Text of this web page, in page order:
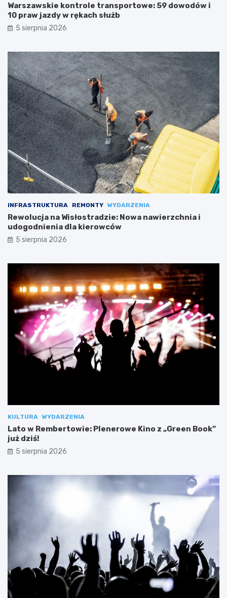
Warszawskie kontrole transportowe: 59 dowodów i
10 praw jazdy w rękach służb
5 sierpnia 2026
INFRASTRUKTURA REMONTY WYDARZENIA
Rewolucja na Wisłostradzie: Nowa nawierzchnia i
udogodnienia dla kierowców
5 sierpnia 2026
KULTURA WYDARZENIA
Lato w Rembertowie: Plenerowe Kino z „Green Book”
już dziś!
5 sierpnia 2026